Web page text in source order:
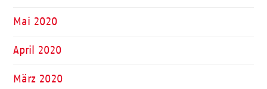
Mai 2020
April 2020
März 2020